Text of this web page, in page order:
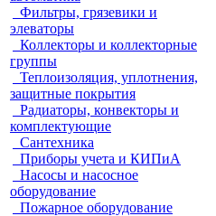
Фильтры, грязевики и
элеваторы
Коллекторы и коллекторные
группы
Теплоизоляция, уплотнения,
защитные покрытия
Радиаторы, конвекторы и
комплектующие
Сантехника
Приборы учета и КИПиА
Насосы и насосное
оборудование
Пожарное оборудование